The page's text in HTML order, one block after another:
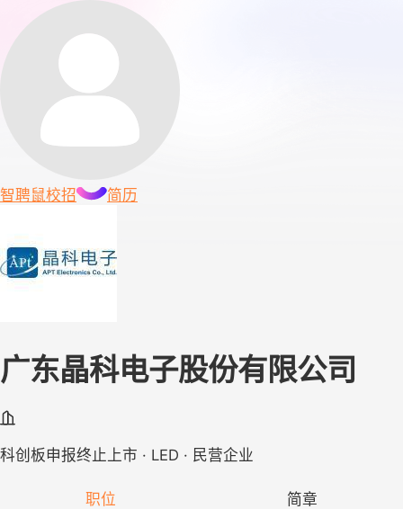
智聘鼠校招 简历
广东晶科电子股份有限公司
科创板申报终止上市 · LED · 民营企业
职位 简章